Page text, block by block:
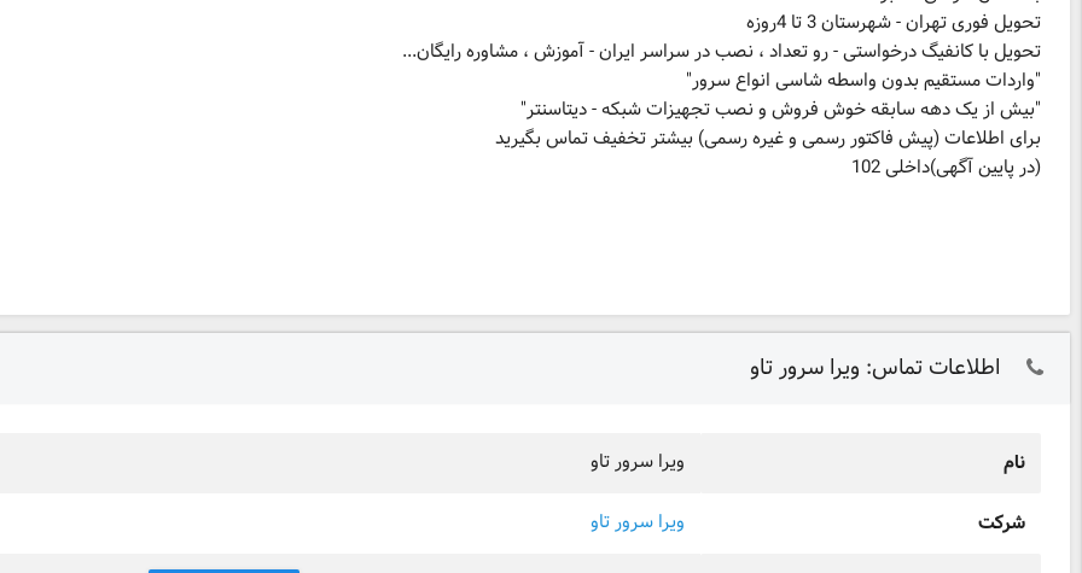
(در پایین آگهی)داخلی 102
اطلاعات تماس: ویرا سرور تاو
نام ویرا سرور تاو
شرکت ویرا سرور تاو